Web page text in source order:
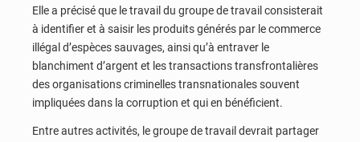
Elle a précisé que le travail du groupe de travail consisterait
à identifier et à saisir les produits générés par le commerce
illégal d’espèces sauvages, ainsi qu’à entraver le
blanchiment d’argent et les transactions transfrontalières
des organisations criminelles transnationales souvent
impliquées dans la corruption et qui en bénéficient.
Entre autres activités, le groupe de travail devrait partager